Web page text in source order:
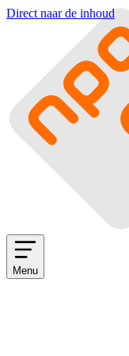
Direct naar de inhoud
Menu